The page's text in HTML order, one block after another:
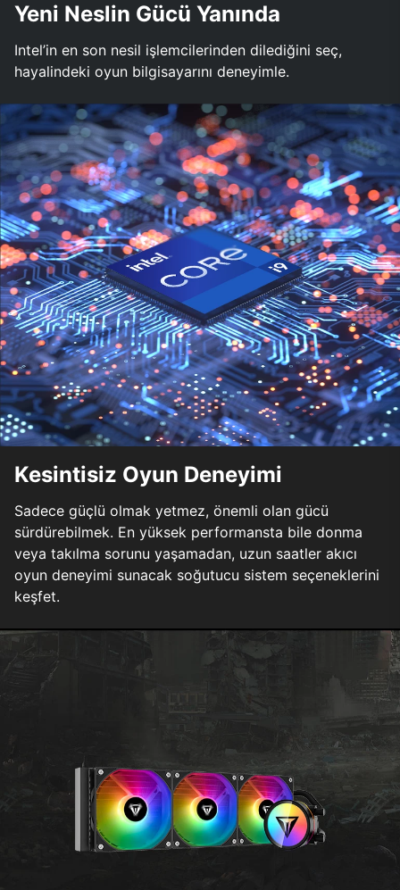
Yeni Neslin Gücü Yanında
Intel’in en son nesil işlemcilerinden dilediğini seç,
hayalindeki oyun bilgisayarını deneyimle.
Kesintisiz Oyun Deneyimi
Sadece güçlü olmak yetmez, önemli olan gücü
sürdürebilmek. En yüksek performansta bile donma
veya takılma sorunu yaşamadan, uzun saatler akıcı
oyun deneyimi sunacak soğutucu sistem seçeneklerini
keşfet.